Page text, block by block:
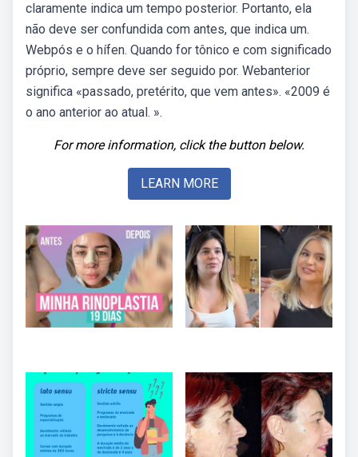
claramente indica um tempo posterior. Portanto, ela
não deve ser confundida com antes, que indica um.
Webpós e o hífen. Quando for tônico e com significado
próprio, sempre deve ser seguido por. Webanterior
significa «passado, pretérito, que vem antes». «2009 é
o ano anterior ao atual. ».
For more information, click the button below.
LEARN MORE